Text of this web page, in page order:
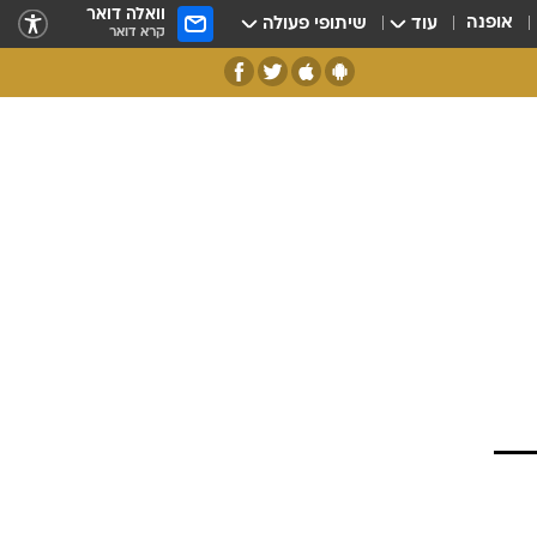
אופנה עוד שיתופי פעולה וואלה דואר
קרא דואר